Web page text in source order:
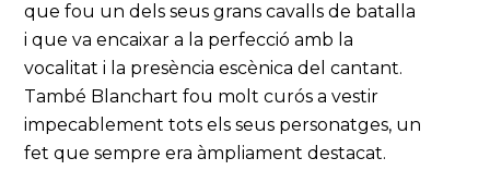
que fou un dels seus grans cavalls de batalla
i que va encaixar a la perfecció amb la
vocalitat i la presència escènica del cantant.
També Blanchart fou molt curós a vestir
impecablement tots els seus personatges, un
fet que sempre era àmpliament destacat.